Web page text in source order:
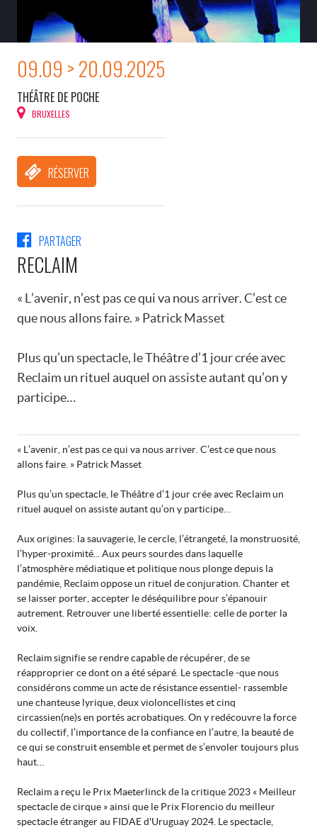
09.09 > 20.09.2025
THÉÂTRE DE POCHE
BRUXELLES
RÉSERVER
PARTAGER
RECLAIM
« L’avenir, n’est pas ce qui va nous arriver. C’est ce
que nous allons faire. » Patrick Masset
Plus qu’un spectacle, le Théâtre d’1 jour crée avec
Reclaim un rituel auquel on assiste autant qu’on y
participe…
« L’avenir, n’est pas ce qui va nous arriver. C’est ce que nous
allons faire. » Patrick Masset
Plus qu’un spectacle, le Théâtre d’1 jour crée avec Reclaim un
rituel auquel on assiste autant qu’on y participe…
Aux origines: la sauvagerie, le cercle, l’étrangeté, la monstruosité,
l’hyper-proximité... Aux peurs sourdes dans laquelle
l’atmosphère médiatique et politique nous plonge depuis la
pandémie, Reclaim oppose un rituel de conjuration. Chanter et
se laisser porter, accepter le déséquilibre pour s’épanouir
autrement. Retrouver une liberté essentielle: celle de porter la
voix.
Reclaim signifie se rendre capable de récupérer, de se
réapproprier ce dont on a été séparé. Le spectacle -que nous
considérons comme un acte de résistance essentiel- rassemble
une chanteuse lyrique, deux violoncellistes et cinq
circassien(ne)s en portés acrobatiques. On y redécouvre la force
du collectif, l’importance de la confiance en l’autre, la beauté de
ce qui se construit ensemble et permet de s’envoler toujours plus
haut…
Reclaim a reçu le Prix Maeterlinck de la critique 2023 « Meilleur
spectacle de cirque » ainsi que le Prix Florencio du meilleur
spectacle étranger au FIDAE d'Uruguay 2024. Le spectacle,